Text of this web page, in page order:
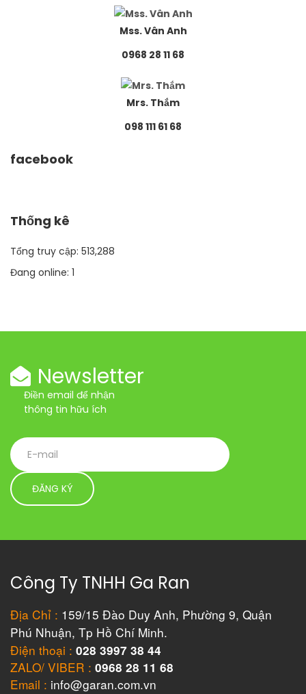
Mss. Vân Anh
0968 28 11 68
Mrs. Thắm
098 111 61 68
facebook
Thống kê
Tổng truy cập: 513,288
Đang online: 1
Newsletter
Điền email để nhận
thông tin hữu ích
Công Ty TNHH Ga Ran
Địa Chỉ : 159/15 Đào Duy Anh, Phường 9, Quận
Phú Nhuận, Tp Hồ Chí Minh.
Điện thoại : 028 3997 38 44
ZALO/ VIBER : 0968 28 11 68
Email : info@garan.com.vn